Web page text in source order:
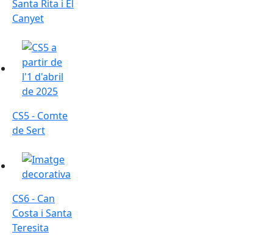
Santa Rita i El
Canyet
CS5 - Comte de Sert
CS5 - Comte
de Sert
CS6 - Can Costa i Santa Teresita
CS6 - Can
Costa i Santa
Teresita